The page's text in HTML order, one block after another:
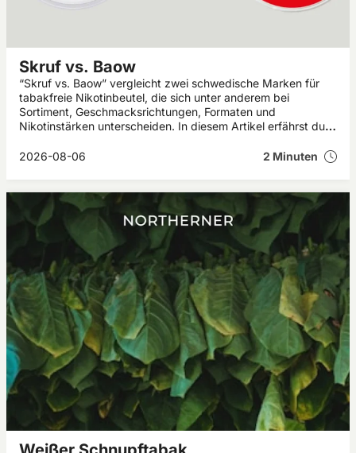
Skruf vs. Baow
“Skruf vs. Baow” vergleicht zwei schwedische Marken für
tabakfreie Nikotinbeutel, die sich unter anderem bei
Sortiment, Geschmacksrichtungen, Formaten und
Nikotinstärken unterscheiden. In diesem Artikel erfährst du,
aufweisen.
2026-08-06 2 Minuten